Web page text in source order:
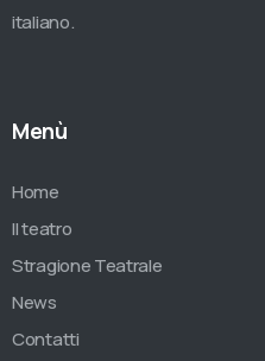
italiano.
Menù
Home
Il teatro
Stragione Teatrale
News
Contatti